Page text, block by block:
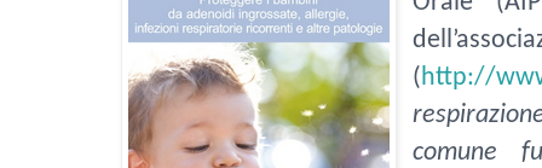
(http://
comune